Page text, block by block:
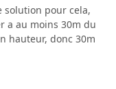
solution pour cela,
a au moins 30m du
hauteur, donc 30m